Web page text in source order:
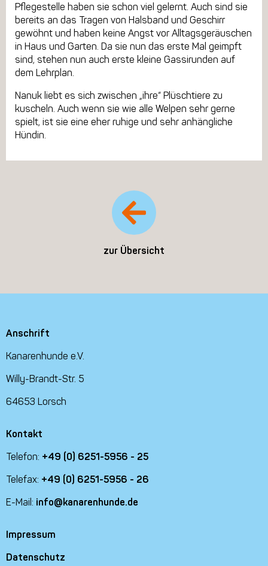
Pflegestelle haben sie schon viel gelernt. Auch sind sie
bereits an das Tragen von Halsband und Geschirr
gewöhnt und haben keine Angst vor Alltagsgeräuschen
in Haus und Garten. Da sie nun das erste Mal geimpft
sind, stehen nun auch erste kleine Gassirunden auf
dem Lehrplan.
Nanuk liebt es sich zwischen „ihre“ Plüschtiere zu
kuscheln. Auch wenn sie wie alle Welpen sehr gerne
spielt, ist sie eine eher ruhige und sehr anhängliche
Hündin.
zur Übersicht
Anschrift
Kanarenhunde e.V.
Willy-Brandt-Str. 5
64653 Lorsch
Kontakt
Telefon: +49 (0) 6251-5956 - 25
Telefax: +49 (0) 6251-5956 - 26
E-Mail: info@kanarenhunde.de
Impressum
Datenschutz